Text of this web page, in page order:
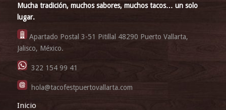
Mucha tradición, muchos sabores, muchos tacos… un solo
lugar.
Apartado Postal 3-51 Pitillal 48290 Puerto Vallarta,
Jalisco, México.
322 154 99 41
hola@tacofestpuertovallarta.com
Inicio